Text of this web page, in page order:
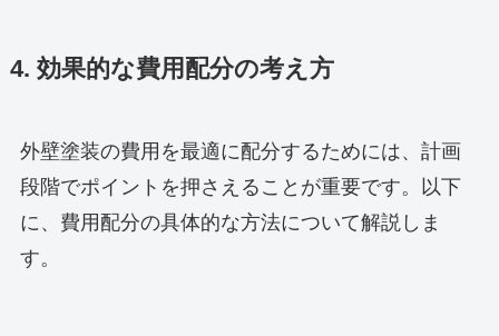
4. 効果的な費用配分の考え方
外壁塗装の費用を最適に配分するためには、計画
段階でポイントを押さえることが重要です。以下
に、費用配分の具体的な方法について解説しま
す。